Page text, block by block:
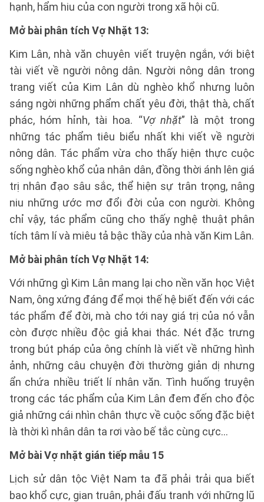
hạnh, hẩm hiu của con người trong xã hội cũ.
Mở bài phân tích Vợ Nhặt 13:
Kim Lân, nhà văn chuyên viết truyện ngắn, với biệt
tài viết về người nông dân. Người nông dân trong
trang viết của Kim Lân dù nghèo khổ nhưng luôn
sáng ngời những phẩm chất yêu đời, thật thà, chất
phác, hóm hỉnh, tài hoa. “Vợ nhặt” là một trong
những tác phẩm tiêu biểu nhất khi viết về người
nông dân. Tác phẩm vừa cho thấy hiện thực cuộc
sống nghèo khổ của nhân dân, đồng thời ánh lên giá
trị nhân đạo sâu sắc, thể hiện sự trân trọng, nâng
niu những ước mơ đổi đời của con người. Không
chỉ vậy, tác phẩm cũng cho thấy nghệ thuật phân
tích tâm lí và miêu tả bậc thầy của nhà văn Kim Lân.
Mở bài phân tích Vợ Nhặt 14:
Với những gì Kim Lân mang lại cho nền văn học Việt
Nam, ông xứng đáng để mọi thế hệ biết đến với các
tác phẩm để đời, mà cho tới nay giá trị của nó vẫn
còn được nhiều độc giả khai thác. Nét đặc trưng
trong bút pháp của ông chính là viết về những hình
ảnh, những câu chuyện đời thường giản dị nhưng
ẩn chứa nhiều triết lí nhân văn. Tình huống truyện
trong các tác phẩm của Kim Lân đem đến cho độc
giả những cái nhìn chân thực về cuộc sống đặc biệt
là thời kì nhân dân ta rơi vào bế tắc cùng cực...
Mở bài Vợ nhặt gián tiếp mẫu 15
Lịch sử dân tộc Việt Nam ta đã phải trải qua biết
bao khổ cực, gian truân, phải đấu tranh với những lũ